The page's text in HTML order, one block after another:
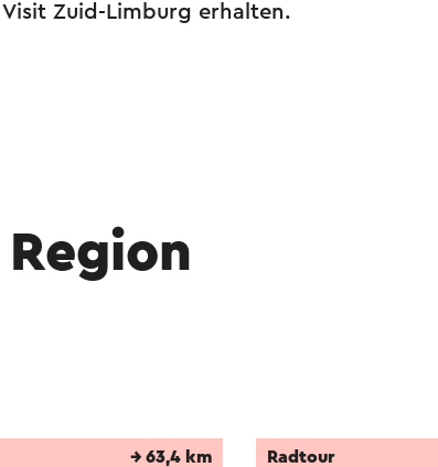
Zuid-Limburg erhalten.
→ 63,4 km Radtour